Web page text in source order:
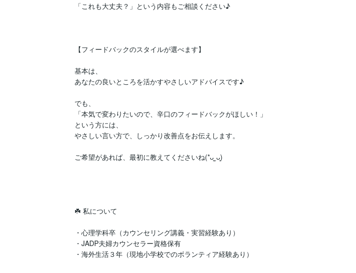
「これも大丈夫？」という内容もご相談ください♪
【フィードバックのスタイルが選べます】
基本は、
あなたの良いところを活かすやさしいアドバイスです♪
でも、
「本気で変わりたいので、辛口のフィードバックがほしい！」
という方には、
やさしい言い方で、しっかり改善点をお伝えします。
ご希望があれば、最初に教えてくださいね(*ᴗ͈ˬᴗ͈)
☘️ 私について
・心理学科卒（カウンセリング講義・実習経験あり）
・JADP夫婦カウンセラー資格保有
・海外生活３年（現地小学校でのボランティア経験あり）